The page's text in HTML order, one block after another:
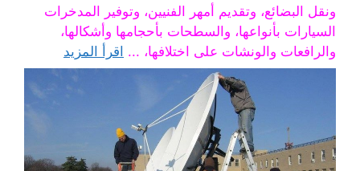
ونقل البضائع، وتقديم أمهر الفنيين، وتوفير المدخرات
السيارات بأنواعها، والسطحات بأحجامها وأشكالها،
والرافعات والونشات على اختلافها، ... اقرأ المزيد